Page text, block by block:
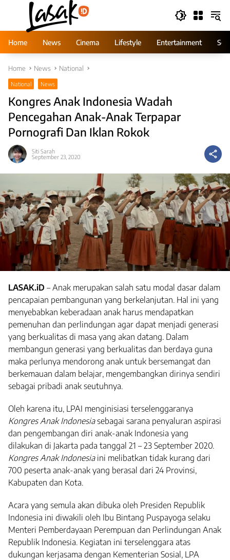
Home
News Cinema Lifestyle Entertainment
Home News National
National News
Kongres Anak Indonesia Wadah
Pencegahan Anak-Anak Terpapar
Pornografi Dan Iklan Rokok
Siti Sarah
September 23, 2020
LASAK.iD – Anak merupakan salah satu modal dasar dalam
pencapaian pembangunan yang berkelanjutan. Hal ini yang
menyebabkan keberadaan anak harus mendapatkan
pemenuhan dan perlindungan agar dapat menjadi generasi
yang berkualitas di masa yang akan datang. Dalam
membangun generasi yang berkualitas dan berdaya guna
maka perlunya mendorong anak untuk bersemangat dan
berkemauan dalam belajar, mengembangkan dirinya sendiri
sebagai pribadi anak seutuhnya.
Oleh karena itu, LPAI menginisiasi terselenggaranya
Kongres Anak Indonesiasebagai sarana penyaluran aspirasi
dan pengembangan diri anak-anak Indonesia yang
dilakukan di Jakarta pada tanggal 21 – 23 September 2020.
Kongres Anak Indonesiaini melibatkan tidak kurang dari
700 peserta anak-anak yang berasal dari 24 Provinsi,
Kabupaten dan Kota.
Acara yang semula akan dibuka oleh Presiden Republik
Indonesia ini diwakili oleh Ibu Bintang Puspayoga selaku
Menteri Pemberdayaan Perempuan dan Perlindungan Anak
Republik Indonesia. Kegiatan ini terselenggara atas
dukungan kerjasama dengan Kementerian Sosial, LPA